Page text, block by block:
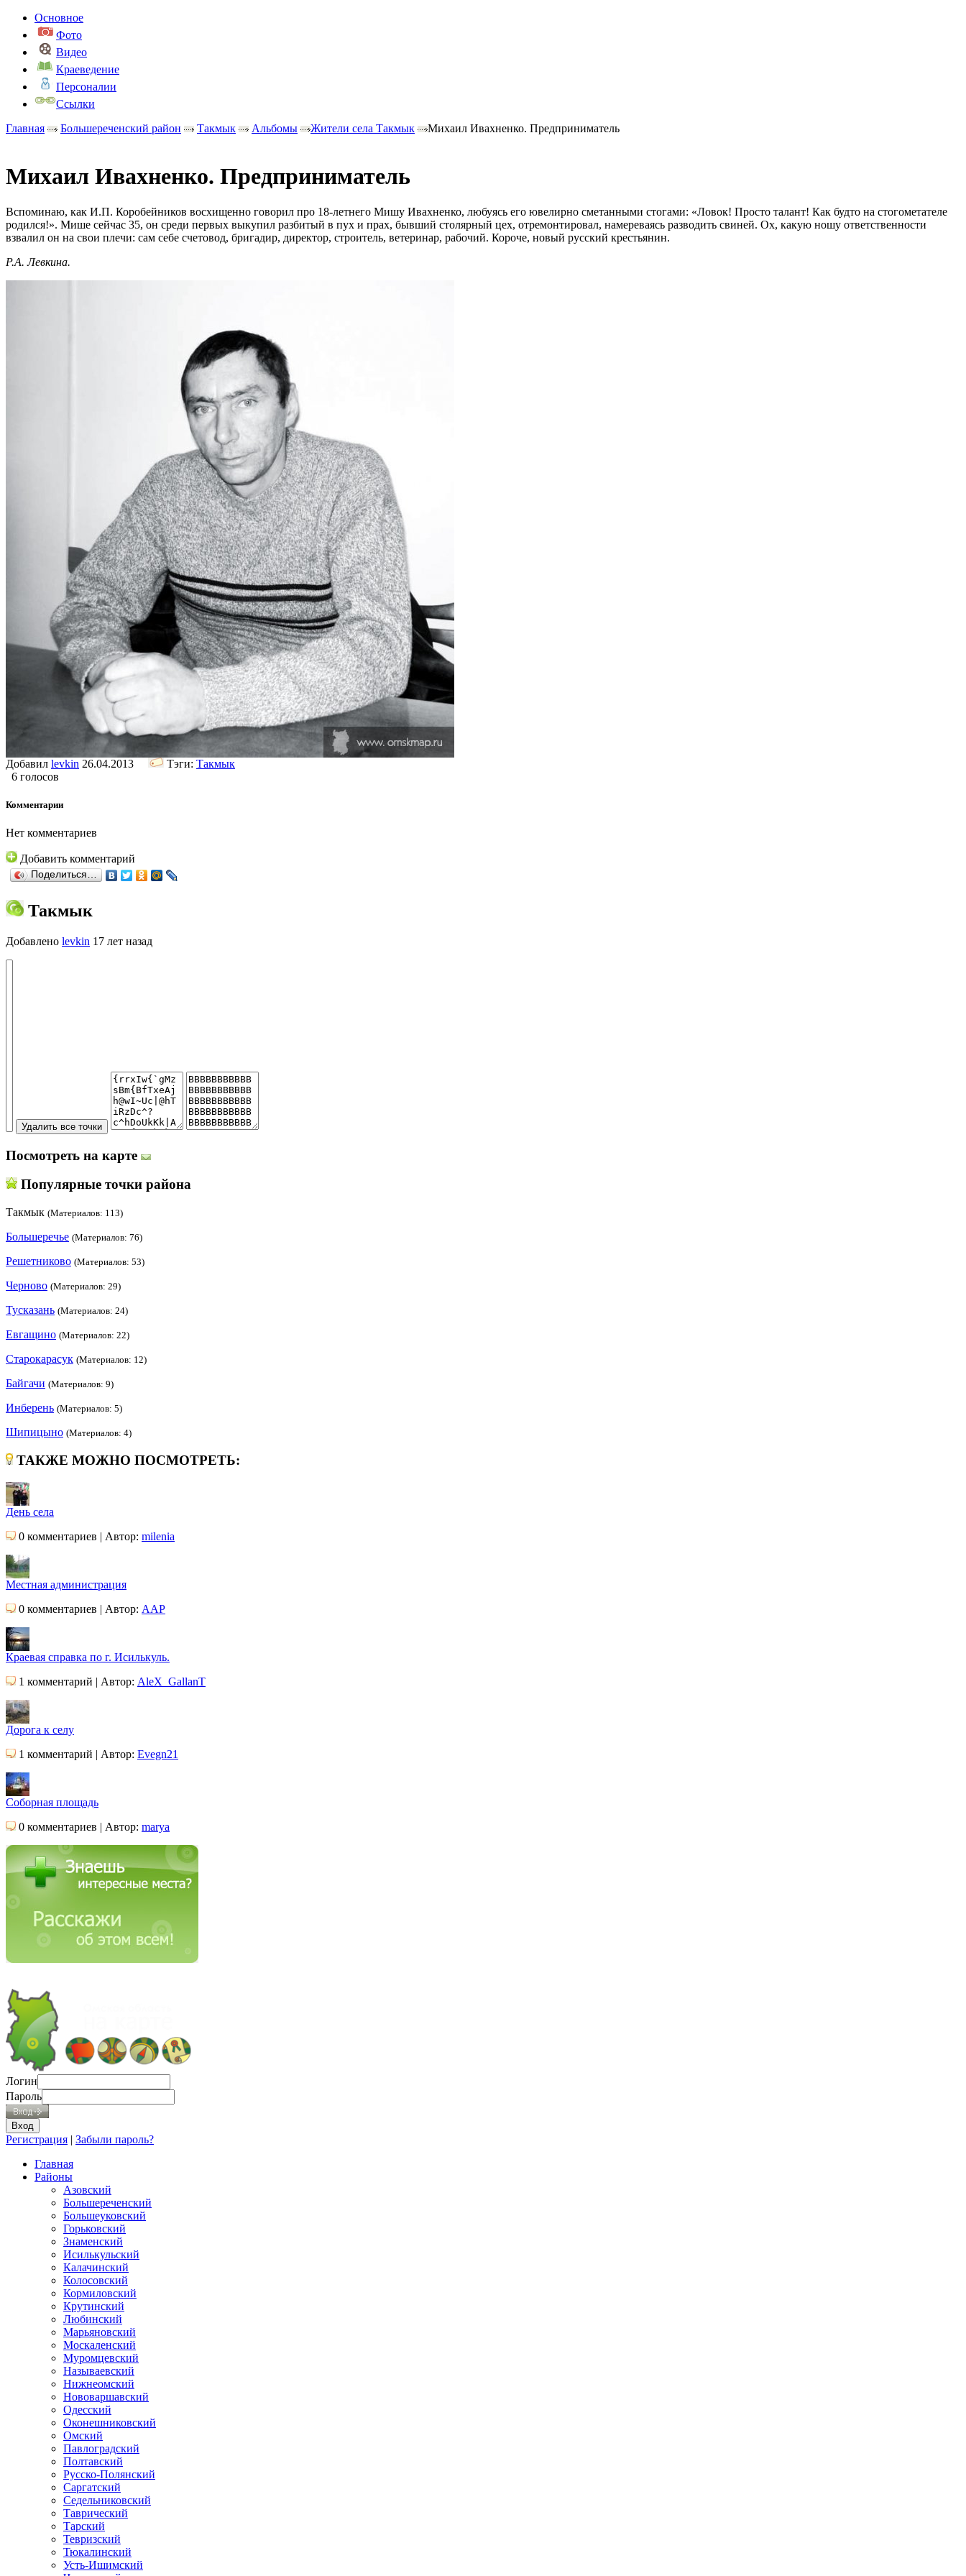
Основное
Фото
Видео
Краеведение
Персоналии
Ссылки
Главная
Большереченский район Такмык Альбомы Жители села Такмык Михаил Ивахненко. Предприниматель
Михаил Ивахненко. Предприниматель
Вспоминаю, как И.П. Коробейников восхищенно говорил про 18-летнего Мишу Ивахненко, любуясь его ювелирно сметанными стогами: «Ловок! Просто талант! Как будто на стогометателе
родился!». Мише сейчас 35, он среди первых выкупил разбитый в пух и прах, бывший столярный цех, отремонтировал, намереваясь разводить свиней. Ох, какую ношу ответственности
взвалил он на свои плечи: сам себе счетовод, бригадир, директор, строитель, ветеринар, рабочий. Короче, новый русский крестьянин.
Р.А. Левкина.
Добавил levkin 26.04.2013 Тэги: Такмык
6 голосов
Комментарии
Нет комментариев
Добавить комментарий
Поделиться…
Такмык
Добавлено levkin 17 лет назад
Посмотреть на карте
Популярные точки района
Такмык (Материалов: 113)
Большеречье (Материалов: 76)
Решетниково (Материалов: 53)
Черново (Материалов: 29)
Тусказань (Материалов: 24)
Евгащино (Материалов: 22)
Старокарасук (Материалов: 12)
Байгачи (Материалов: 9)
Инберень (Материалов: 5)
Шипицыно (Материалов: 4)
ТАКЖЕ МОЖНО ПОСМОТРЕТЬ:
День села
0 комментариев | Автор: milenia
Местная администрация
0 комментариев | Автор: AAP
Краевая справка по г. Исилькуль.
1 комментарий | Автор: AleX_GallanT
Дорога к селу
1 комментарий | Автор: Evegn21
Соборная площадь
0 комментариев | Автор: marya
Логин
Пароль
Регистрация | Забыли пароль?
Главная
Районы
Азовский
Большереченский
Большеуковский
Горьковский
Знаменский
Исилькульский
Калачинский
Колосовский
Кормиловский
Крутинский
Любинский
Марьяновский
Москаленский
Муромцевский
Называевский
Нижнеомский
Нововаршавский
Одесский
Оконешниковский
Омский
Павлоградский
Полтавский
Русско-Полянский
Саргатский
Седельниковский
Таврический
Тарский
Тевризский
Тюкалинский
Усть-Ишимский